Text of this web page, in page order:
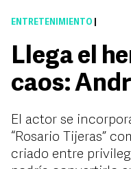
ENTRETENIMIENTO
Llega el
caos:
El actor se
“Rosario Tijeras”
criado entre